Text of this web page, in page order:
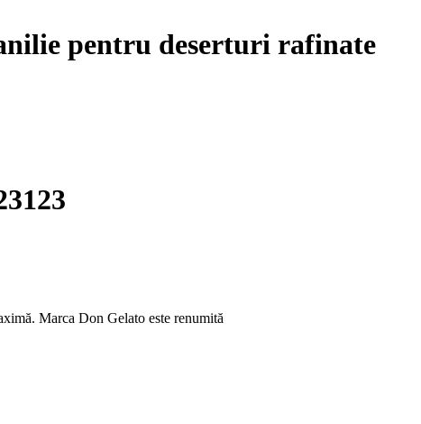
pentru deserturi rafinate
Marca Don Gelato este renumită